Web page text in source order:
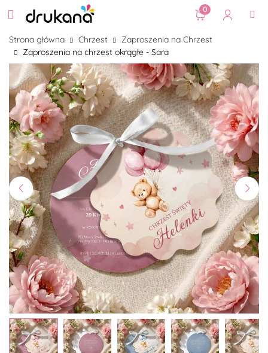
0
Strona główna Chrzest
Zaproszenia na Chrzest
Zaproszenia na chrzest okrągłe - Sara